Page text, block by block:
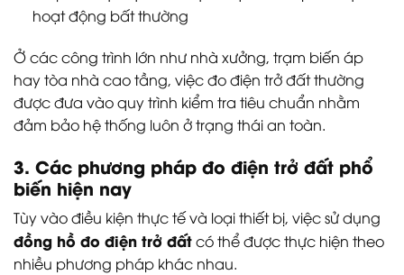
hoạt động bất thường
Ở các công trình lớn như nhà xưởng, trạm biến áp
hay tòa nhà cao tầng, việc đo điện trở đất thường
được đưa vào quy trình kiểm tra tiêu chuẩn nhằm
đảm bảo hệ thống luôn ở trạng thái an toàn.
3. Các phương pháp đo điện trở đất phổ
biến hiện nay
Tùy vào điều kiện thực tế và loại thiết bị, việc sử dụng
đồng hồ đo điện trở đấtcó thể được thực hiện theo
nhiều phương pháp khác nhau.